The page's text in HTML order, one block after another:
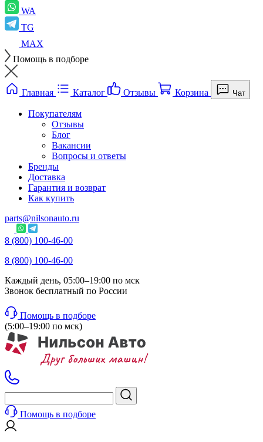
WA
TG
MAX
Помощь в подборе
Главная Каталог Отзывы Корзина Чат
Покупателям
Отзывы
Блог
Вакансии
Вопросы и ответы
Бренды
Доставка
Гарантия и возврат
Как купить
parts@nilsonauto.ru
8 (800) 100-46-00
8 (800) 100-46-00
Каждый день, 05:00–19:00 по мск
Звонок бесплатный по России
Помощь в подборе
(5:00–19:00 по мск)
Помощь в подборе